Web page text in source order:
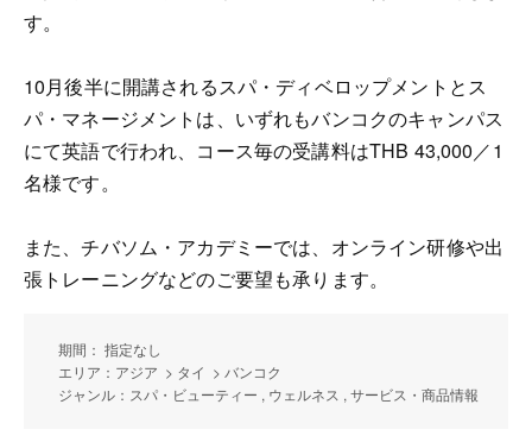
す。
10月後半に開講されるスパ・ディベロップメントとス
パ・マネージメントは、いずれもバンコクのキャンパス
にて英語で行われ、コース毎の受講料はTHB 43,000／1
名様です。
また、チバソム・アカデミーでは、オンライン研修や出
張トレーニングなどのご要望も承ります。
期間： 指定なし
エリア：アジア > タイ > バンコク
ジャンル：スパ・ビューティー , ウェルネス , サービス・商品情報